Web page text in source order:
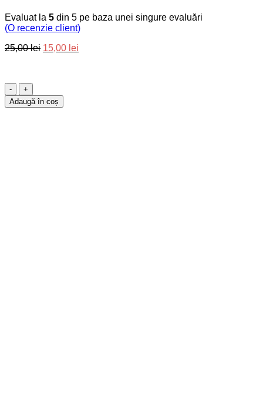
Evaluat la 5 din 5 pe baza unei singure evaluări
(O recenzie client)
25,00lei Prețul
15,00 lei
Cantitate
Model
broderie
Adaugă în coș